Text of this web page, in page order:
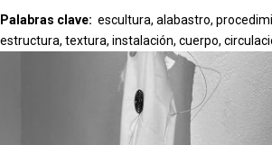
Palabras clave: escultura, alabastro,
estructura, textura, instalación, cuerpo,